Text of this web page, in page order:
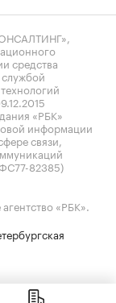
средства
«РБК»
информации
связи,
82385)
«РБК».